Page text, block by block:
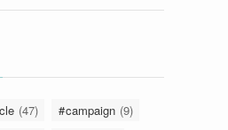
(47) campaign (9)